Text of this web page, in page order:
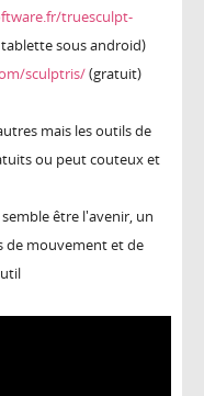
truesculpt-
sous android)
sculptris/(gratuit)
mais les outils de
ou peut couteux et
être l'avenir, un
de mouvement et de